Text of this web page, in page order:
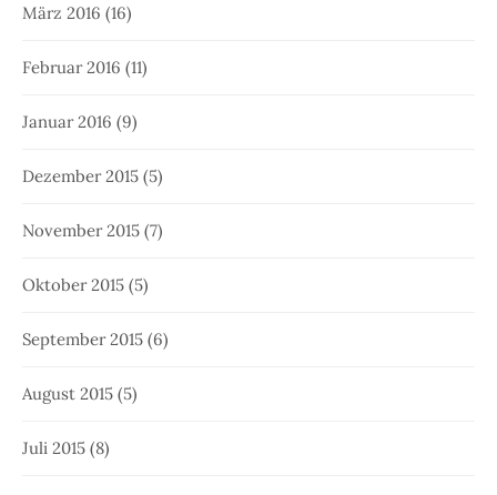
März 2016 (16)
Februar 2016 (11)
Januar 2016 (9)
Dezember 2015 (5)
November 2015 (7)
Oktober 2015 (5)
September 2015 (6)
August 2015 (5)
Juli 2015 (8)